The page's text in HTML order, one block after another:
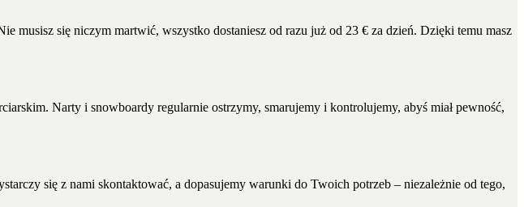
się niczym martwić, wszystko dostaniesz od razu już od 23 € za dzień. Dzięki temu masz
Narty i snowboardy regularnie ostrzymy, smarujemy i kontrolujemy, abyś miał pewność,
się z nami skontaktować, a dopasujemy warunki do Twoich potrzeb – niezależnie od tego,